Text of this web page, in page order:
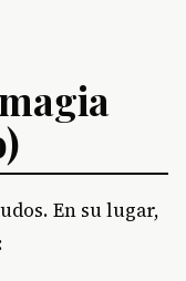
En su lugar,
: